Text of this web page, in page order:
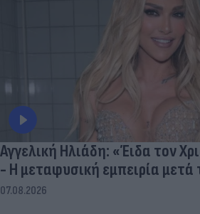
Αγγελική Ηλιάδη: «Έιδα τον
- Η μεταφυσική εμπειρία μετά
07.08.2026